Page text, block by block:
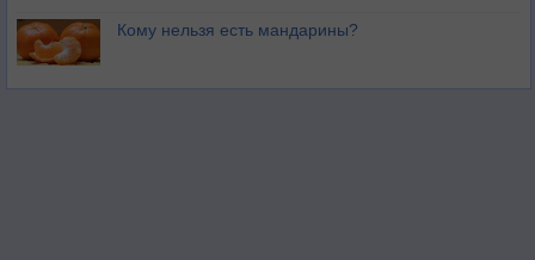
Кому нельзя есть мандарины?